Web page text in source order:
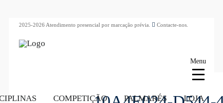
2025-2026 Atendimento presencial por marcação prévia. Contacte-nos.
COMPETIÇÃO PALMARÉS LOJA
Menu